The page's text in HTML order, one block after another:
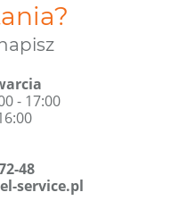
- 17:00
48
service.pl